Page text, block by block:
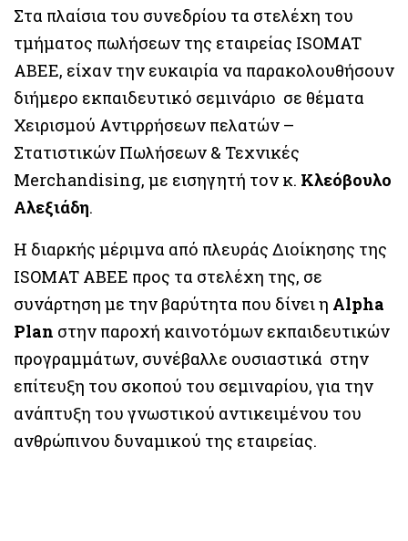
Στα πλαίσια του συνεδρίου τα στελέχη του
τμήματος πωλήσεων της εταιρείας ISOMAT
ABEΕ, είχαν την ευκαιρία να παρακολουθήσουν
διήμερο εκπαιδευτικό σεμινάριο σε θέματα
Χειρισμού Αντιρρήσεων πελατών –
Στατιστικών Πωλήσεων & Τεχνικές
Merchandising, με εισηγητή τον κ. Κλεόβουλο
Aλεξιάδη.
Η διαρκής μέριμνα από πλευράς Διοίκησης της
ISOMAT ΑΒΕΕ προς τα στελέχη της, σε
συνάρτηση με την βαρύτητα που δίνει η Alpha
Plan στην παροχή καινοτόμων εκπαιδευτικών
προγραμμάτων, συνέβαλλε ουσιαστικά στην
επίτευξη του σκοπού του σεμιναρίου, για την
ανάπτυξη του γνωστικού αντικειμένου του
ανθρώπινου δυναμικού της εταιρείας.